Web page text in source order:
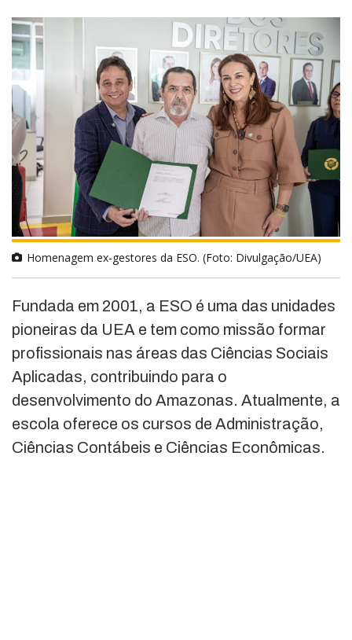
Homenagem ex-gestores da ESO. (Foto: Divulgação/UEA)
Fundada em 2001, a ESO é uma das unidades
pioneiras da UEA e tem como missão formar
profissionais nas áreas das Ciências Sociais
Aplicadas, contribuindo para o
desenvolvimento do Amazonas. Atualmente, a
escola oferece os cursos de Administração,
Ciências Contábeis e Ciências Econômicas.